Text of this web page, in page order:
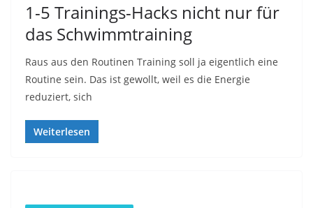
1-5 Trainings-Hacks nicht nur für
das Schwimmtraining
Raus aus den Routinen Training soll ja eigentlich eine
Routine sein. Das ist gewollt, weil es die Energie
reduziert, sich
Weiterlesen